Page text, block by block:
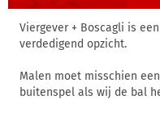
Viergever + Boscagli is
verdedigend opzicht.
Malen moet misschien
buitenspel als wij de bal